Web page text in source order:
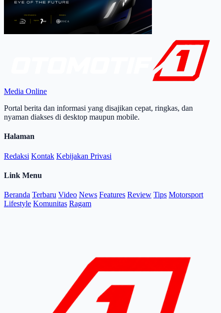
Media Online
Portal berita dan informasi yang disajikan cepat, ringkas, dan
nyaman diakses di desktop maupun mobile.
Halaman
Redaksi Kontak Kebijakan Privasi
Link Menu
Beranda Terbaru Video News Features Review Tips Motorsport
Lifestyle Komunitas Ragam